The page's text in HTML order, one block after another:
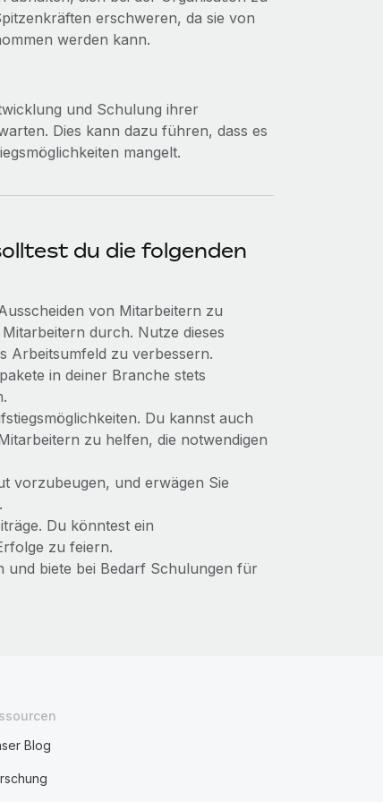
erschweren, da sie von
werden kann.
und Schulung ihrer
Dies kann dazu führen, dass es
mangelt.
du die folgenden
von Mitarbeitern zu
durch. Nutze dieses
Arbeitsumfeld zu verbessern.
in deiner Branche stets
Du kannst auch
zu helfen, die notwendigen
vorzubeugen, und erwägen Sie
Du könntest ein
zu feiern.
und biete bei Bedarf Schulungen für
Blog